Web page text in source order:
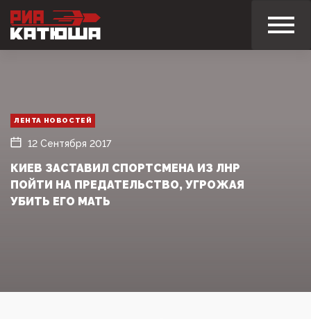
ЛЕНТА НОВОСТЕЙ
12 Сентября 2017
КИЕВ ЗАСТАВИЛ СПОРТСМЕНА ИЗ ЛНР
ПОЙТИ НА ПРЕДАТЕЛЬСТВО, УГРОЖАЯ
УБИТЬ ЕГО МАТЬ